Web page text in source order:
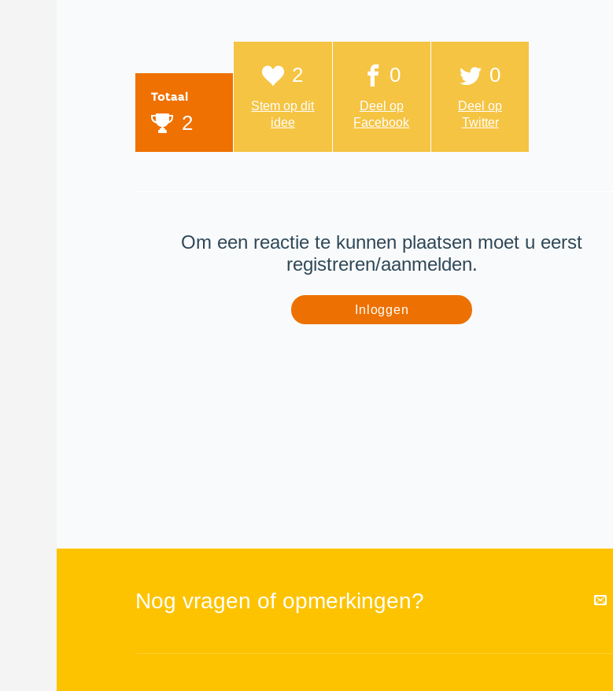
Totaal
2
2
Stem op dit
idee
0
Deel op
Facebook
0
Deel op
Twitter
Om een reactie te kunnen plaatsen moet u eerst
registreren/aanmelden.
Inloggen
Nog vragen of opmerkingen?